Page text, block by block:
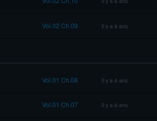
Vol.02 Ch.09 Il y a 6 ans
Vol.01 Ch.08 Il y a 6 ans
Vol.01 Ch.07 Il y a 6 ans